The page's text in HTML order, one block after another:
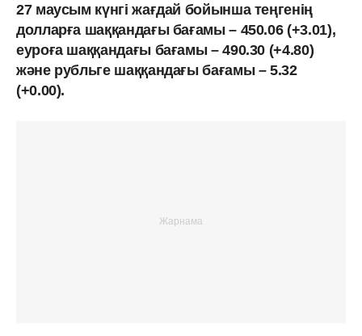
27 маусым күнгі жағдай бойынша теңгенің
долларға шаққандағы бағамы – 450.06 (+3.01),
еуроға шаққандағы бағамы – 490.30 (+4.80)
және рубльге шаққандағы бағамы – 5.32
(+0.00).